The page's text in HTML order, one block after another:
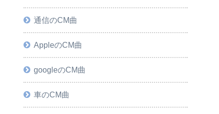
通信のCM曲
AppleのCM曲
googleのCM曲
車のCM曲